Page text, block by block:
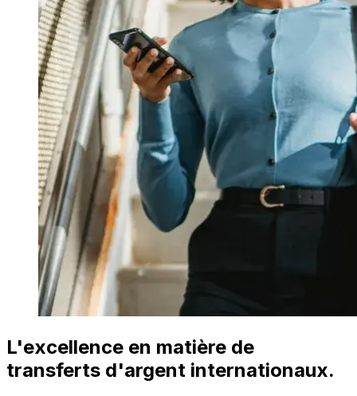
L'excellence en matière de
transferts d'argent internationaux.